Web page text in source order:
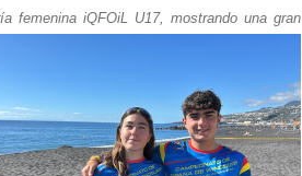
femenina iQFOiL U17, mostrando una gran